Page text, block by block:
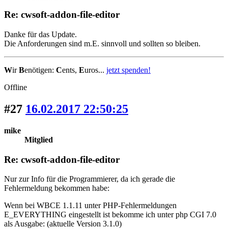
Re: cwsoft-addon-file-editor
Danke für das Update.
Die Anforderungen sind m.E. sinnvoll und sollten so bleiben.
WirBenötigen: Cents, Euros... jetzt spenden!
Offline
#27 16.02.2017 22:50:25
mike
Mitglied
Re: cwsoft-addon-file-editor
Nur zur Info für die Programmierer, da ich gerade die
Fehlermeldung bekommen habe:
Wenn bei WBCE 1.1.11 unter PHP-Fehlermeldungen
E_EVERYTHING eingestellt ist bekomme ich unter php CGI 7.0
als Ausgabe: (aktuelle Version 3.1.0)